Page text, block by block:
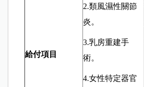
給付項目
2.類風濕性關節
炎。
3.乳房重建手
術。
4.女性特定器官